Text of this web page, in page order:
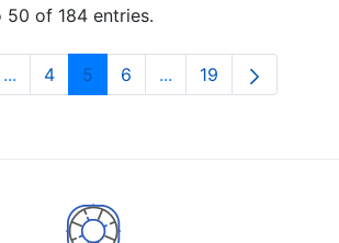
50 of 184 entries.
...Intermediate Pages Use TAB to
Page
4 Page
5 Page
6 ...Intermediate Pages
Page
19